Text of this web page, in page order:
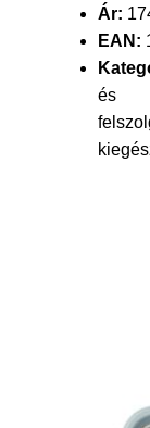
Ár:
EAN:
és